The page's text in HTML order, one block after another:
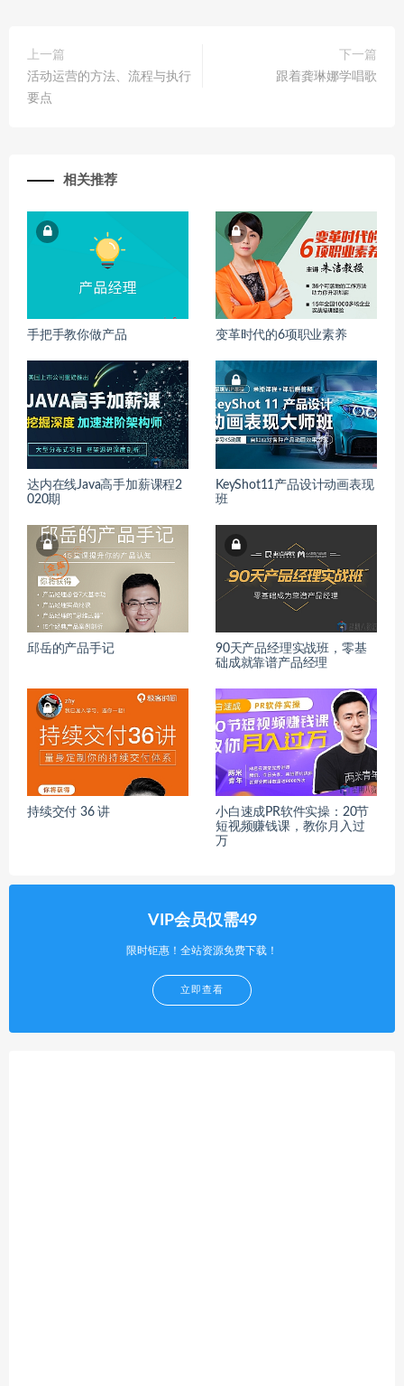
上一篇
活动运营的方法、流程与执行
要点
下一篇
跟着龚琳娜学唱歌
相关推荐
手把手教你做产品 变革时代的6项职业素养
达内在线Java高手加薪课程2
020期
KeyShot11产品设计动画表现
班
邱岳的产品手记
90天产品经理实战班，零基
础成就靠谱产品经理
持续交付 36 讲
小白速成PR软件实操：20节
短视频赚钱课，教你月入过
万
VIP会员仅需49
限时钜惠！全站资源免费下载！
立即查看